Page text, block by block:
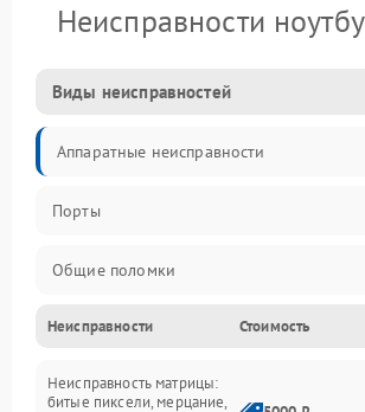
Неисправности
Виды неисправностей
Аппаратные неисправности
Порты
Общие поломки
Устройства
Программные ошибки
Неисправности Стоимость
Неисправность матрицы:
битые пиксели, мерцание,